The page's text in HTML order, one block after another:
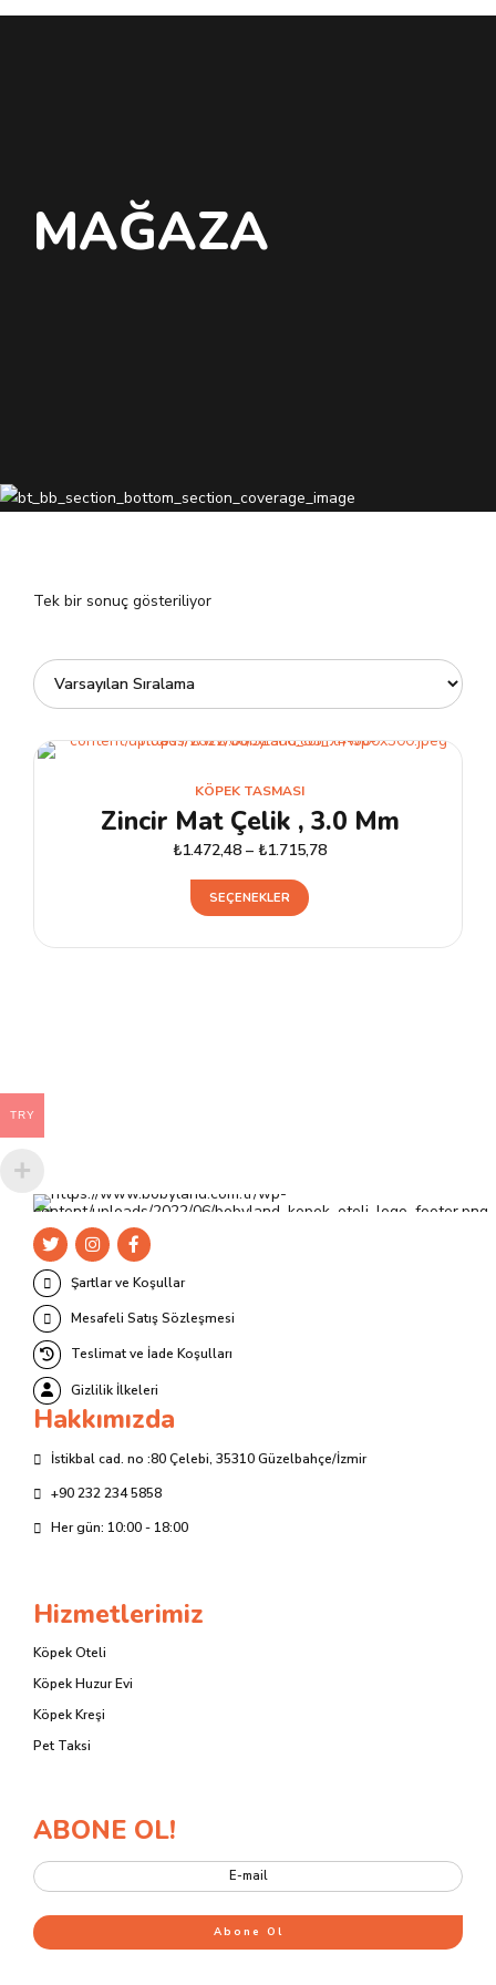
MAĞAZA
Tek bir sonuç gösteriliyor
KÖPEK TASMASI
Zincir Mat Çelik , 3.0 Mm
₺1.472,48 – ₺1.715,78
SEÇENEKLER
Bu
birden
Şartlar ve Koşullar
Mesafeli Satış Sözleşmesi
Teslimat ve İade Koşulları
Gizlilik İlkeleri
Hakkımızda
İstikbal cad. no :80 Çelebi, 35310 Güzelbahçe/İzmir
+90 232 234 5858
Her gün: 10:00 - 18:00
Hizmetlerimiz
Köpek Oteli
Köpek Huzur Evi
Köpek Kreşi
Pet Taksi
ABONE OL!
TRY